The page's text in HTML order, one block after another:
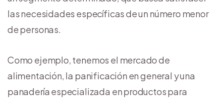
las necesidades específicas de un número menor
de personas.
Como ejemplo, tenemos el mercado de
alimentación, la panificación en general y una
panadería especializada en productos para